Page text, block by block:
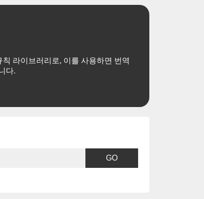
칙 라이브러리로, 이를 사용하면 번역
다.